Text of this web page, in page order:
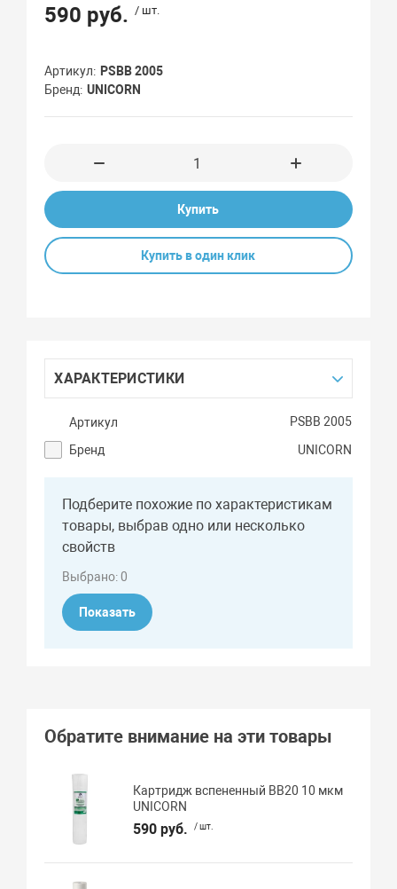
590 руб. / шт.
Артикул
PSВВ 2005
Бренд UNICORN
Купить
Купить в один клик
ХАРАКТЕРИСТИКИ
Артикул
PSВВ 2005
Бренд
UNICORN
Подберите похожие по характеристикам
товары, выбрав одно или несколько
свойств
Выбрано:0
Показать
Обратите внимание на эти товары
Картридж вспененный BB20 10 мкм
UNICORN
590 руб. / шт.